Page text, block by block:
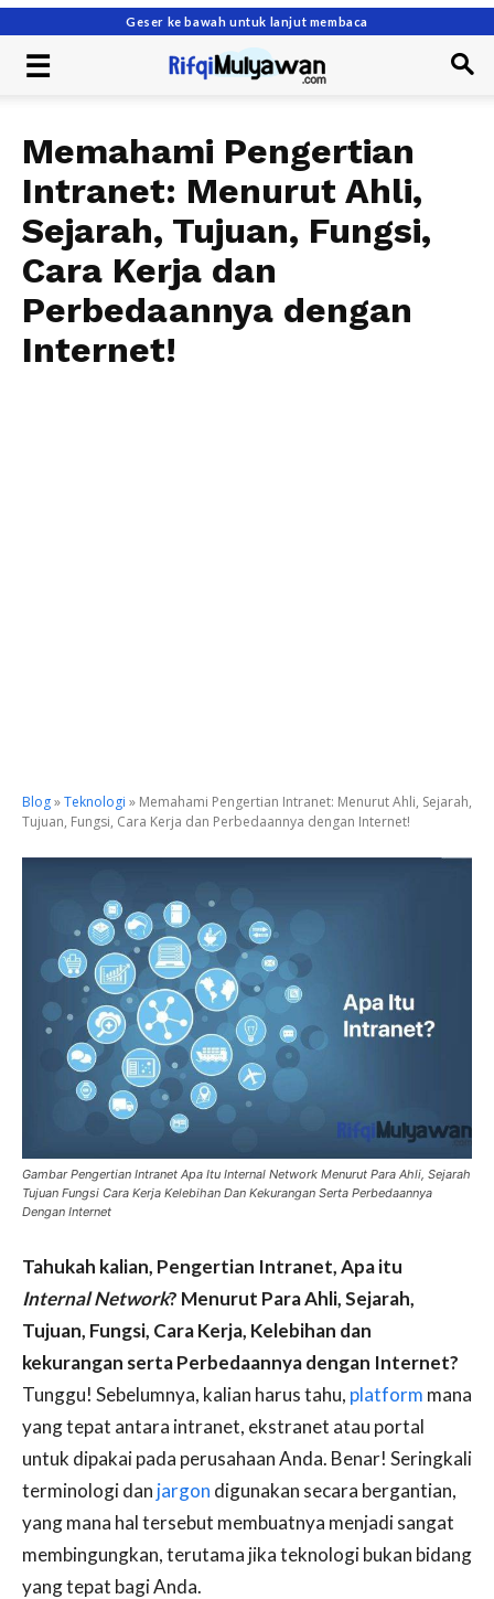
Geser ke bawah untuk lanjut membaca
Memahami Pengertian
Intranet: Menurut Ahli,
Sejarah, Tujuan, Fungsi,
Cara Kerja dan
Perbedaannya dengan
Internet!
Blog»Teknologi » Memahami Pengertian Intranet: Menurut Ahli, Sejarah,
Tujuan, Fungsi, Cara Kerja dan Perbedaannya dengan Internet!
Gambar Pengertian Intranet Apa Itu Internal Network Menurut Para Ahli, Sejarah
Tujuan Fungsi Cara Kerja Kelebihan Dan Kekurangan Serta Perbedaannya
Dengan Internet
Tahukah kalian, Pengertian Intranet, Apa itu
Internal Network? Menurut Para Ahli, Sejarah,
Tujuan, Fungsi, Cara Kerja, Kelebihan dan
kekurangan serta Perbedaannya dengan Internet?
Tunggu! Sebelumnya, kalian harus tahu, platform mana
yang tepat antara intranet, ekstranet atau portal
untuk dipakai pada perusahaan Anda. Benar! Seringkali
terminologi dan jargon digunakan secara bergantian,
yang mana hal tersebut membuatnya menjadi sangat
membingungkan, terutama jika teknologi bukan bidang
yang tepat bagi Anda.